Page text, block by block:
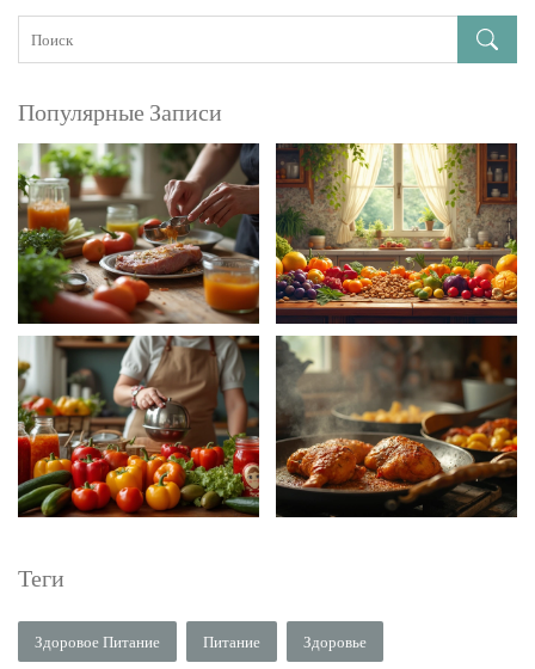
Популярные Записи
Теги
Здоровое Питание Питание Здоровье